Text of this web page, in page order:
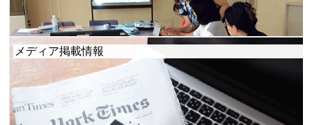
メディア掲載情報